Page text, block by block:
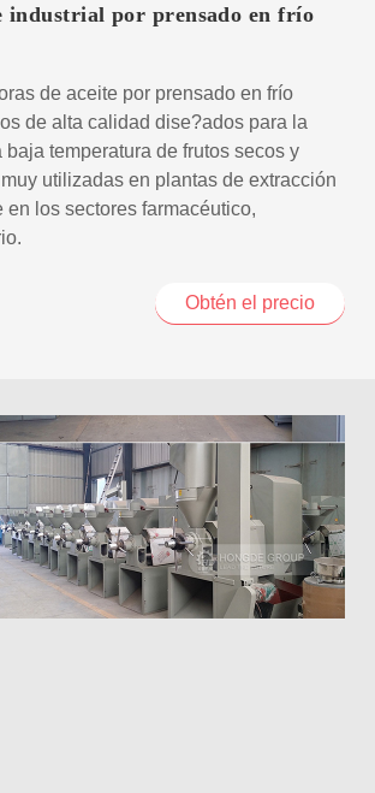
industrial por prensado en frío
de aceite por prensado en frío
de alta calidad dise?ados para la
temperatura de frutos secos y
utilizadas en plantas de extracción
los sectores farmacéutico,
Obtén el precio